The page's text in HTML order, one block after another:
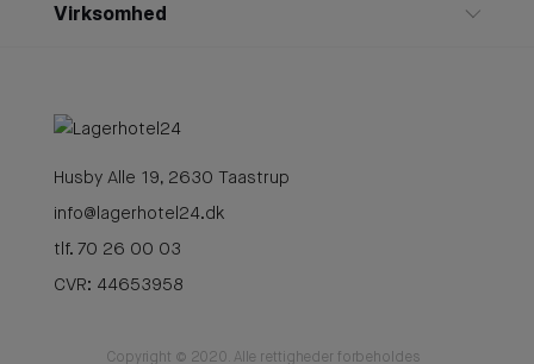
Husby Alle 19, 2630 Taastrup
info@lagerhotel24.dk
tlf. 70 26 00 03
CVR: 44653958
Copyright © 2020. Alle rettigheder forbeholdes
Virksomhed